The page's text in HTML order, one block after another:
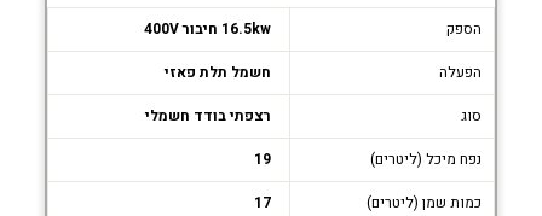
הספק
16.5kw חיבור 400V
הפעלה
חשמל תלת פאזי
סוג
רצפתי בודד חשמלי
נפח מיכל (ליטרים)
19
כמות שמן (ליטרים)
17